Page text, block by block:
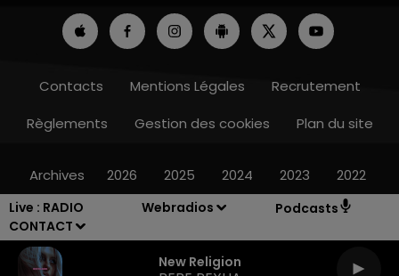
Live : RADIO
CONTACT
Webradios Podcasts
New Religion
Contacts Mentions Légales
Recrutement
Règlements
Gestion des cookies Plan du site
Archives 2026 2025 2024 2023 2022